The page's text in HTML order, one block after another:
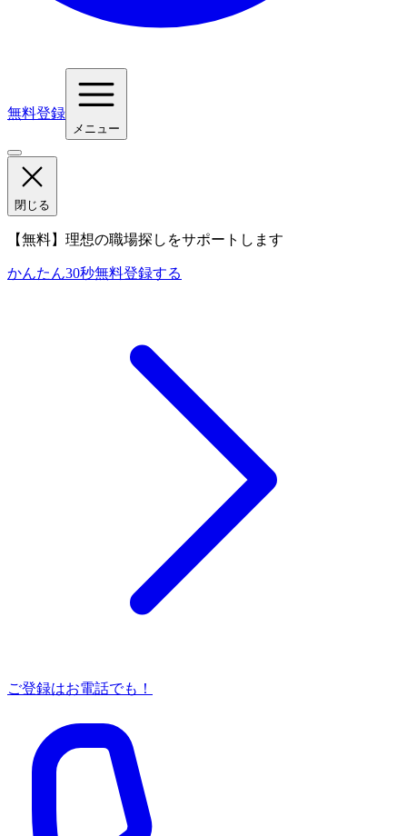
無料登録
メニュー
閉じる
【無料】理想の職場探しをサポートします
かんたん30秒無料登録する
ご登録はお電話でも！